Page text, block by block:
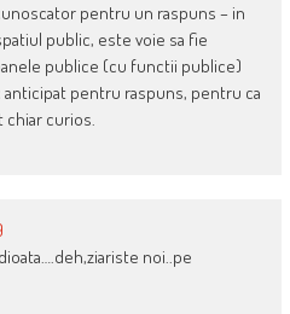
pentru un raspuns – in
public, este voie sa fie
publice (cu functii publice)
pentru raspuns, pentru ca
chiar curios.
noi..pe